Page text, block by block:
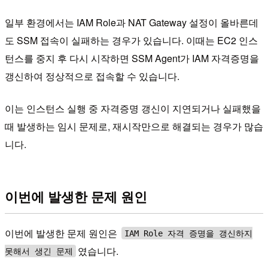
일부 환경에서는 IAM Role과 NAT Gateway 설정이 올바른데
도 SSM 접속이 실패하는 경우가 있습니다. 이때는 EC2 인스
턴스를 중지 후 다시 시작하면 SSM Agent가 IAM 자격증명을
갱신하여 정상적으로 접속할 수 있습니다.
이는 인스턴스 실행 중 자격증명 갱신이 지연되거나 실패했을
때 발생하는 임시 문제로, 재시작만으로 해결되는 경우가 많습
니다.
이번에 발생한 문제 원인
이번에 발생한 문제 원인은
IAM Role 자격 증명을 갱신하지
못해서 생긴 문제
였습니다.